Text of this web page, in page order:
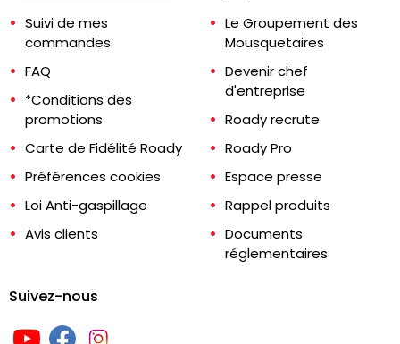
Suivi de mes
commandes
FAQ
*Conditions des
promotions
Carte de Fidélité Roady
Préférences cookies
Loi Anti-gaspillage
Avis clients
Le Groupement des
Mousquetaires
Devenir chef
d'entreprise
Roady recrute
Roady Pro
Espace presse
Rappel produits
Documents
réglementaires
Suivez-nous